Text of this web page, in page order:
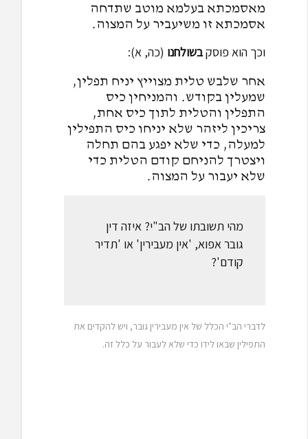
מאסמכתא בעלמא מוטב שתדחה
אסמכתא זו משיעביר על המצוה.
וכך הוא פוסקבשולחנו (כה, א):
אחר שלבש טלית מצוייץ יניח תפלין,
שמעלין בקודש. והמניחין כיס
התפלין והטלית לתוך כיס אחת,
צריכין ליזהר שלא יניחו כיס התפילין
למעלה, כדי שלא יפגע בהם תחלה
ויצטרך להניחם קודם הטלית כדי
שלא יעבור על המצוה.
מהי תשובתו של הב"י? איזה דין
גובר אפוא, 'אין מעבירין' או 'תדיר
קודם'?
לדברי הב"י הכלל של אין מעבירין גובר, ויש להקדים את
התפילין שבאו לידו כדי שלא לעבור על כלל זה.